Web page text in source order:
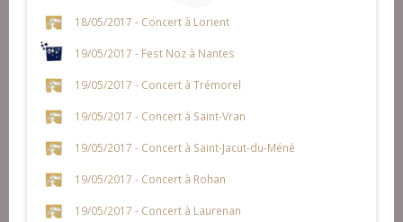
18/05/2017 - Concert à Lorient
19/05/2017 - Fest Noz à Nantes
19/05/2017 - Concert à Trémorel
19/05/2017 - Concert à Saint-Vran
19/05/2017 - Concert à Saint-Jacut-du-Méné
19/05/2017 - Concert à Rohan
19/05/2017 - Concert à Laurenan